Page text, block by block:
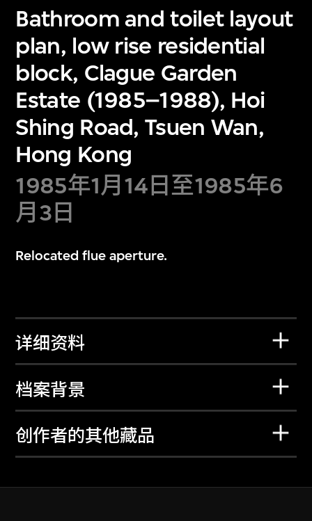
Bathroom and toilet layout
plan, low rise residential
block, Clague Garden
Estate (1985–1988), Hoi
Shing Road, Tsuen Wan,
Hong Kong
1985年1月14日至1985年6
月3日
Relocated flue aperture.
详细资料
档案背景
创作者的其他藏品